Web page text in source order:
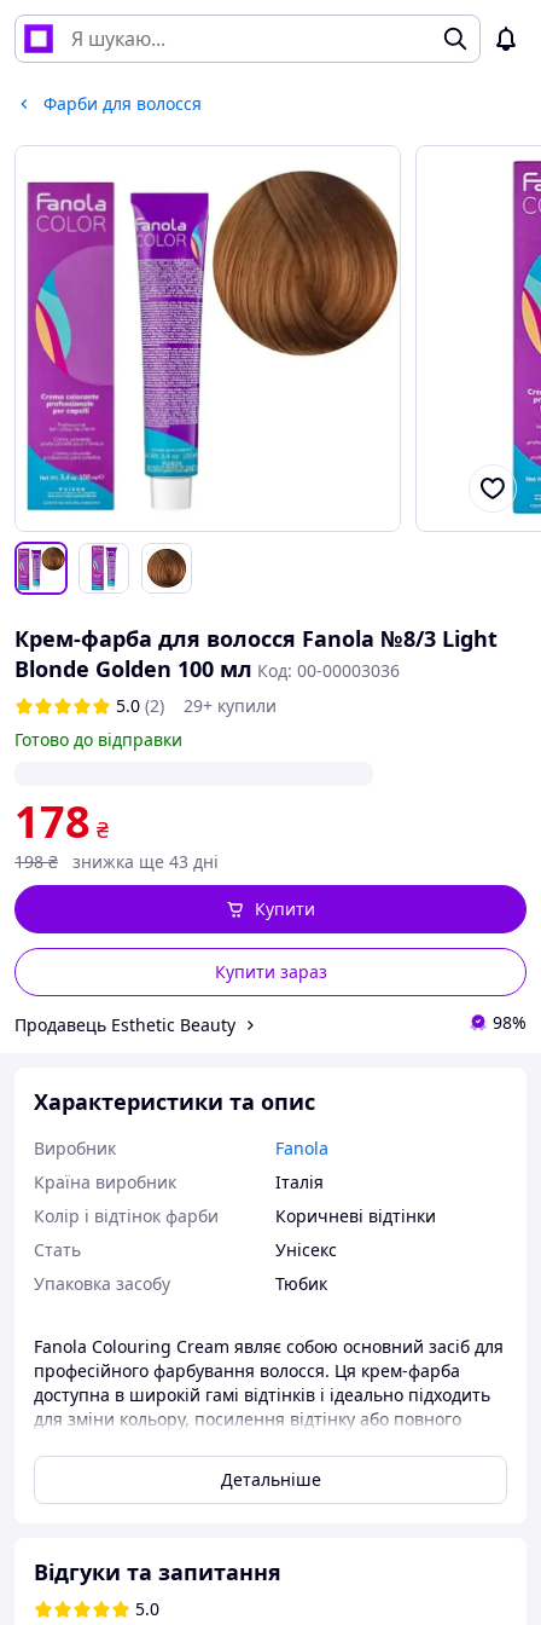
Фарби для волосся
Крем-фарба для волосся Fanola №8/3 Light
Blonde Golden 100 мл Код: 00-00003036
5.0 (2)
29+ купили
Готово до відправки
178 ₴
198 ₴ знижка ще 43 дні
Купити зараз
Купити
Продавець Esthetic Beauty 98%
Характеристики та опис
Виробник
Fanola
Країна виробник
Італія
Колір і відтінок фарби
Коричневі відтінки
Стать
Унісекс
Упаковка засобу
Тюбик
Fanola Colouring Cream являє собою основний засіб для
професійного фарбування волосся. Ця крем-фарба
доступна в широкій гамі відтінків і ідеально підходить
для зміни кольору, посилення відтінку або повного
З урахуванням низького вмісту аміаку (всього 1,6%), цей
продукт дбайливо ставиться до волосся, надаючи йому
відтінок, а також додає блиску і м'якості вашому
волоссю відразу після процедури фарбування.
Детальніше
Відгуки та запитання
5.0